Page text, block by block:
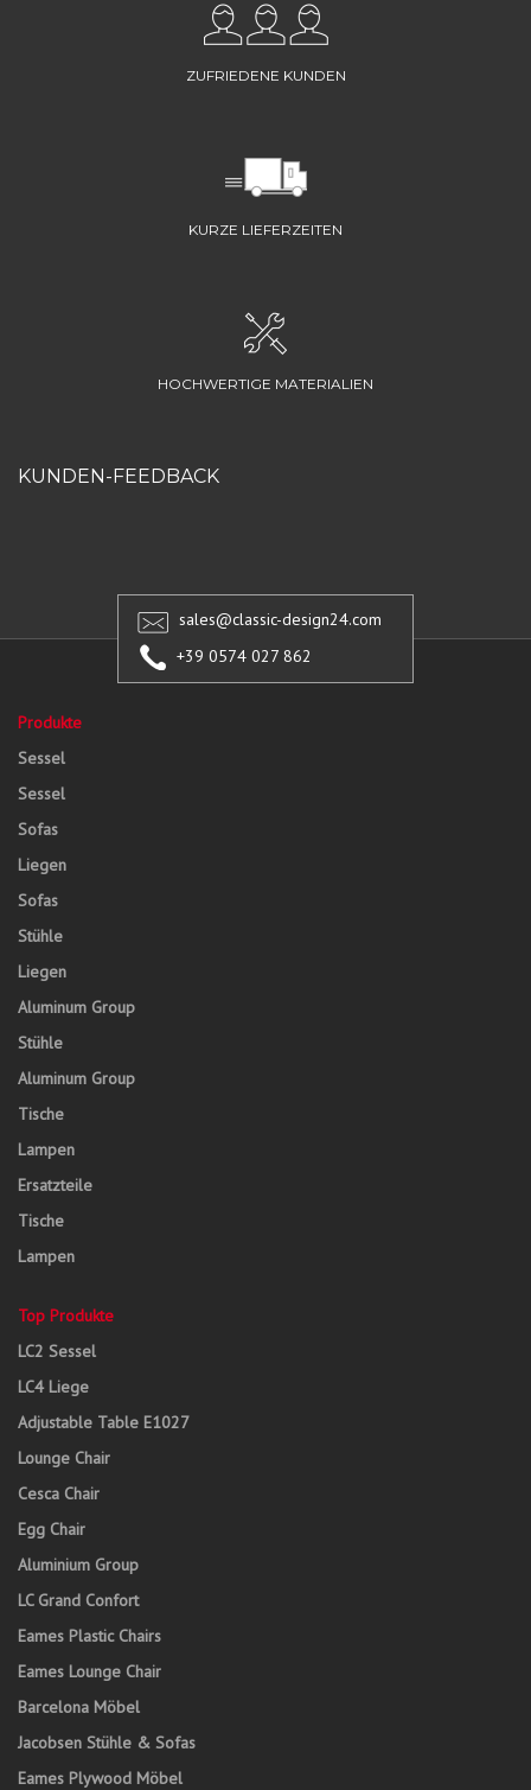
ZUFRIEDENE KUNDEN
KURZE LIEFERZEITEN
HOCHWERTIGE MATERIALIEN
KUNDEN-FEEDBACK
sales@classic-design24.com
+39 0574 027 862
Produkte
Sessel
Sessel
Sofas
Liegen
Sofas
Stühle
Liegen
Aluminum Group
Stühle
Aluminum Group
Tische
Lampen
Ersatzteile
Tische
Lampen
Top Produkte
LC2 Sessel
LC4 Liege
Adjustable Table E1027
Lounge Chair
Cesca Chair
Egg Chair
Aluminium Group
LC Grand Confort
Eames Plastic Chairs
Eames Lounge Chair
Barcelona Möbel
Jacobsen Stühle & Sofas
Eames Plywood Möbel